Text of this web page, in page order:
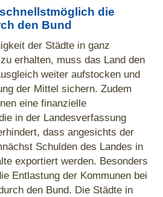
die
den Bund
der Städte in ganz
erhalten, muss das Land den
weiter aufstocken und
der Mittel sichern. Zudem
eine finanzielle
in der Landesverfassung
dass angesichts der
Schulden des Landes in
exportiert werden. Besonders
Entlastung der Kommunen bei
den Bund. Die Städte in